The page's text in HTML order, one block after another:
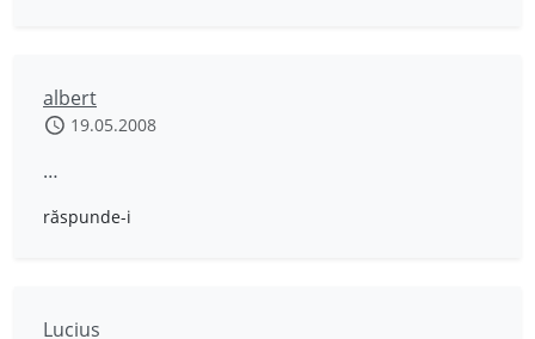
albert
19.05.2008
…
răspunde-i
Lucius